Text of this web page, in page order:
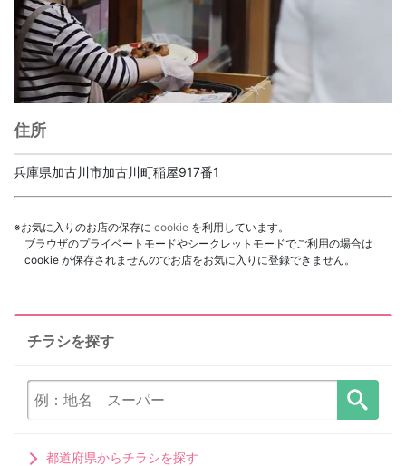
住所
兵庫県加古川市加古川町稲屋917番1
※お気に入りのお店の保存に cookie を利用しています。
ブラウザのプライベートモードやシークレットモードでご利用の場合は
cookie が保存されませんのでお店をお気に入りに登録できません。
チラシを探す
都道府県からチラシを探す